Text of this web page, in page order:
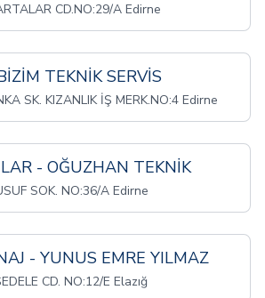
CD.NO:29/A Edirne
TEKNİK SERVİS
SK. KIZANLIK İŞ MERK.NO:4 Edirne
- OĞUZHAN TEKNİK
SOK. NO:36/A Edirne
- YUNUS EMRE YILMAZ
CD. NO:12/E Elazığ